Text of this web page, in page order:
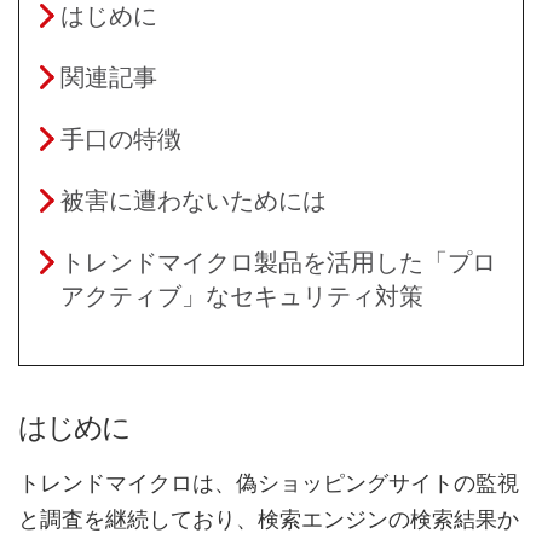
はじめに
関連記事
手口の特徴
被害に遭わないためには
トレンドマイクロ製品を活用した「プロ
アクティブ」なセキュリティ対策
はじめに
トレンドマイクロは、偽ショッピングサイトの監視
と調査を継続しており、検索エンジンの検索結果か